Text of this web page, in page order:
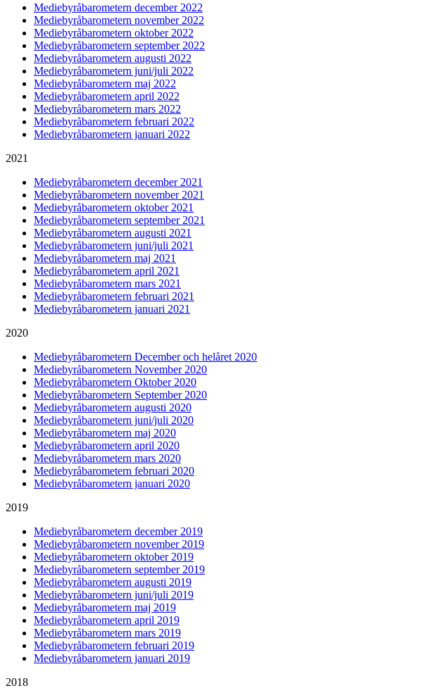
Mediebyråbarometern december 2022
Mediebyråbarometern november 2022
Mediebyråbarometern oktober 2022
Mediebyråbarometern september 2022
Mediebyråbarometern augusti 2022
Mediebyråbarometern juni/juli 2022
Mediebyråbarometern maj 2022
Mediebyråbarometern april 2022
Mediebyråbarometern mars 2022
Mediebyråbarometern februari 2022
Mediebyråbarometern januari 2022
2021
Mediebyråbarometern december 2021
Mediebyråbarometern november 2021
Mediebyråbarometern oktober 2021
Mediebyråbarometern september 2021
Mediebyråbarometern augusti 2021
Mediebyråbarometern juni/juli 2021
Mediebyråbarometern maj 2021
Mediebyråbarometern april 2021
Mediebyråbarometern mars 2021
Mediebyråbarometern februari 2021
Mediebyråbarometern januari 2021
2020
Mediebyråbarometern December och helåret 2020
Mediebyråbarometern November 2020
Mediebyråbarometern Oktober 2020
Mediebyråbarometern September 2020
Mediebyråbarometern augusti 2020
Mediebyråbarometern juni/juli 2020
Mediebyråbarometern maj 2020
Mediebyråbarometern april 2020
Mediebyråbarometern mars 2020
Mediebyråbarometern februari 2020
Mediebyråbarometern januari 2020
2019
Mediebyråbarometern december 2019
Mediebyråbarometern november 2019
Mediebyråbarometern oktober 2019
Mediebyråbarometern september 2019
Mediebyråbarometern augusti 2019
Mediebyråbarometern juni/juli 2019
Mediebyråbarometern maj 2019
Mediebyråbarometern april 2019
Mediebyråbarometern mars 2019
Mediebyråbarometern februari 2019
Mediebyråbarometern januari 2019
2018